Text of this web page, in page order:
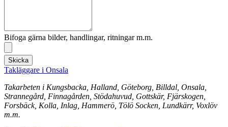
Bifoga gärna bilder, handlingar, ritningar m.m.
Skicka
Takläggare i Onsala
Takarbeten i Kungsbacka, Halland, Göteborg, Billdal, Onsala,
Strannegård, Finnagården, Stödahuvud, Gottskär, Fjärskogen,
Forsbäck, Kolla, Inlag, Hammerö, Tölö Socken, Lundkärr, Voxlöv
m.m.